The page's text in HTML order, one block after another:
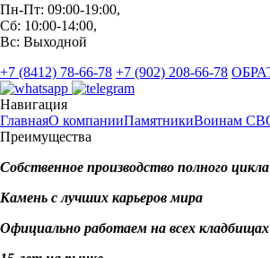
Пн-Пт: 09:00-19:00,
Сб: 10:00-14:00,
Вс: Выходной
+7 (8412) 78-66-78 +7 (902) 208-66-78
Навигация
ГлавнаяО компанииПамятникиВоинам
Преимущества
Собственное производство полного цикла
Камень с лучших карьеров мира
Официально работаем на всех кладбищах